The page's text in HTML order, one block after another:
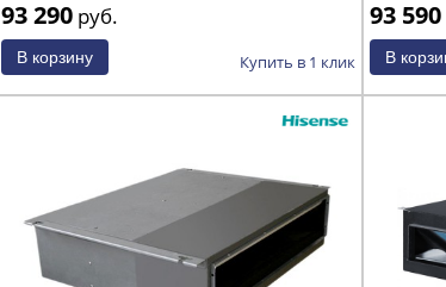
93 290 руб.
Купить в 1 клик
93 590